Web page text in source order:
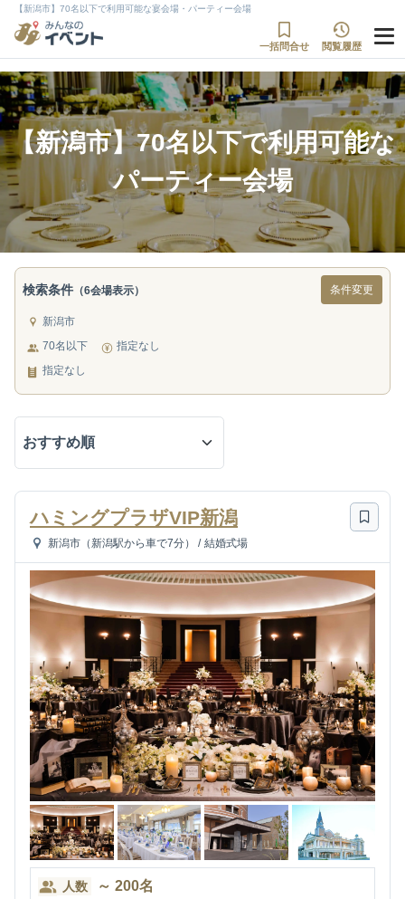
【新潟市】70名以下で利用可能な宴会場・パーティー会場
一括問合せ 閲覧履歴
【新潟市】70名以下で利用可能な
パーティー会場
検索条件 （6会場表示） 条件変更
新潟市
70名以下
指定なし
指定なし
ハミングプラザVIP新潟
新潟市（新潟駅から車で7分） / 結婚式場
人数 ～ 200名